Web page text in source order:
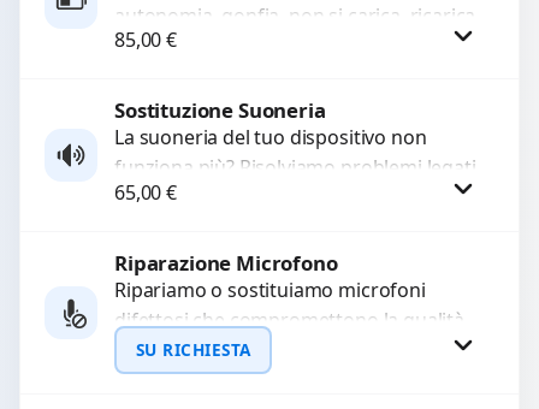
autonomia, gonfia, non si carica, ricarica
lenta o cicli di ricarica esauriti?
85,00€
Procedi
Sostituzione Suoneria
La suoneria del tuo dispositivo non
funziona più? Risolviamo problemi legati
a moduli audio difettosi con interventi
65,00€
Procedi
Riparazione Microfono
Ripariamo o sostituiamo microfoni
difettosi che compromettono la qualità
audio delle registrazioni o delle
chiamate. Diagnosi accurata e ricambi
SU RICHIESTA